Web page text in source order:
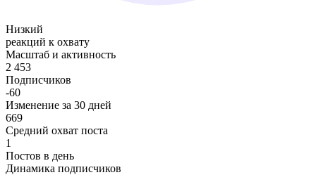
Низкий
реакций к охвату
Масштаб и активность
2 453
Подписчиков
-60
Изменение за 30 дней
669
Средний охват поста
1
Постов в день
Динамика подписчиков